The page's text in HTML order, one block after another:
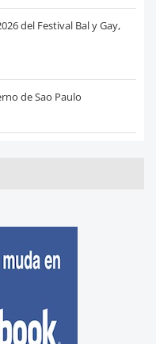
del Festival Bal y Gay,
de Sao Paulo